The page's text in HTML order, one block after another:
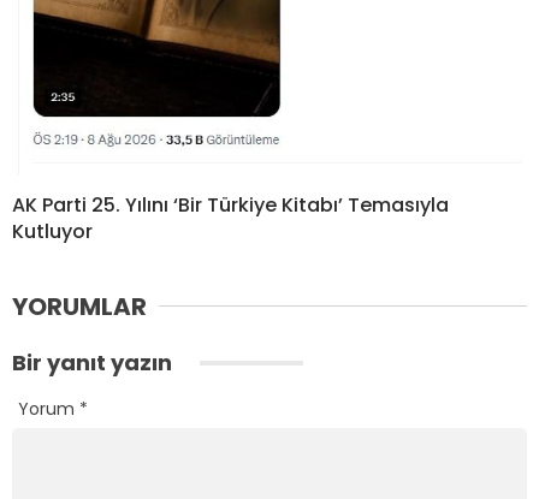
AK Parti 25. Yılını ‘Bir Türkiye Kitabı’ Temasıyla
Kutluyor
YORUMLAR
Bir yanıt yazın
Yorum *